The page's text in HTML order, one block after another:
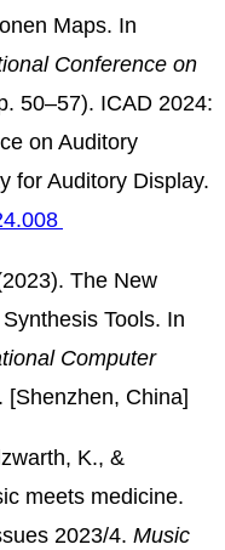
Maps. In
Conference on
50–57). ICAD 2024:
on Auditory
for Auditory Display.
The New
Tools. In
Computer
[Shenzhen, China]
K., &
meets medicine.
2023/4. Music